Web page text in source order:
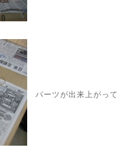
パーツが出来上がって